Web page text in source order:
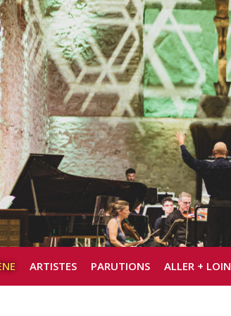
ARTISTES PARUTIONS ALLER + LOIN